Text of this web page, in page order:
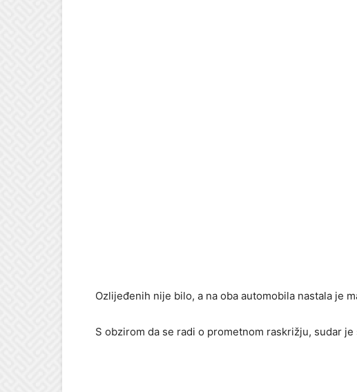
Ozlijeđenih nije bilo, a na oba automobila nastala je
S obzirom da se radi o prometnom raskrižju, sudar